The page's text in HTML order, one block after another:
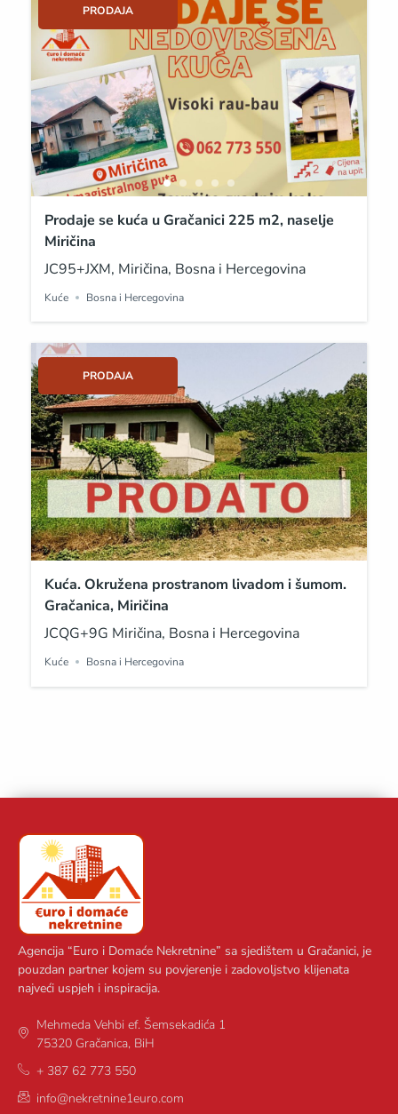
PRODAJA
Prodaje se kuća u Gračanici 225 m2, naselje
Miričina
JC95+JXM, Miričina, Bosna i Hercegovina
Kuće Bosna i Hercegovina
PRODAJA
Kuća. Okružena prostranom livadom i šumom.
Gračanica, Miričina
JCQG+9G Miričina, Bosna i Hercegovina
Kuće Bosna i Hercegovina
Agencija “Euro i Domaće Nekretnine” sa sjedištem u Gračanici, je
pouzdan partner kojem su povjerenje i zadovoljstvo klijenata
najveći uspjeh i inspiracija.
Mehmeda Vehbi ef. Šemsekadića 1
75320 Gračanica, BiH
+ 387 62 773 550
info@nekretnine1euro.com